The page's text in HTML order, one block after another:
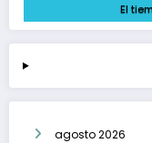
El
agosto 2026